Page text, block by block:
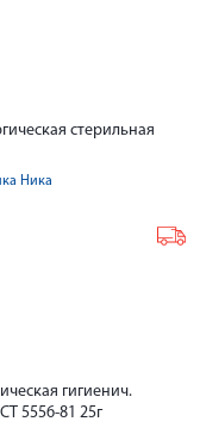
стерильная
Ника
гигиенич.
5556-81 25г